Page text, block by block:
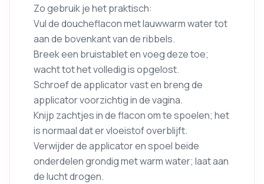
Zo gebruik je het praktisch:
Vul de doucheflacon met lauwwarm water tot
aan de bovenkant van de ribbels.
Breek een bruistablet en voeg deze toe;
wacht tot het volledig is opgelost.
Schroef de applicator vast en breng de
applicator voorzichtig in de vagina.
Knijp zachtjes in de flacon om te spoelen; het
is normaal dat er vloeistof overblijft.
Verwijder de applicator en spoel beide
onderdelen grondig met warm water; laat aan
de lucht drogen.